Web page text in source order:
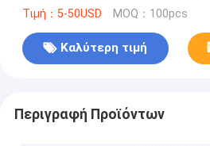
παράθυρο
Τιμή：5-50USD MOQ：100pcs
Καλύτερη τιμή
Περιγραφή Προϊόντων